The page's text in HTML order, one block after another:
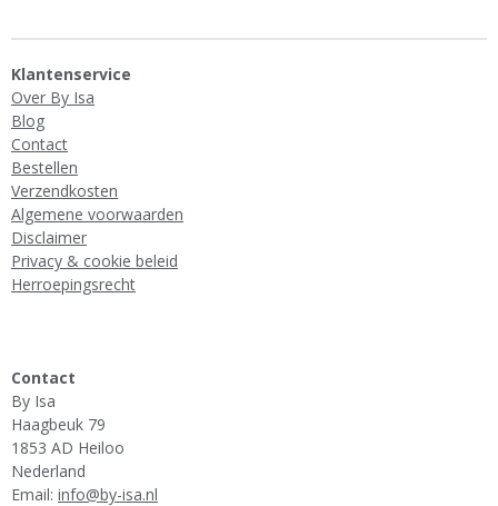
Klantenservice
Over By Isa
Blog
Contact
Bestellen
Verzendkosten
Algemene voorwaarden
Disclaimer
Privacy & cookie beleid
Herroepingsrecht
Contact
By Isa
Haagbeuk 79
1853 AD Heiloo
Nederland
Email: info@by-isa.nl